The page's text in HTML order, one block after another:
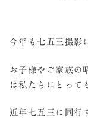
今年も七五三撮影
お子様やご家族の
は私たちにとって
近年七五三に同行